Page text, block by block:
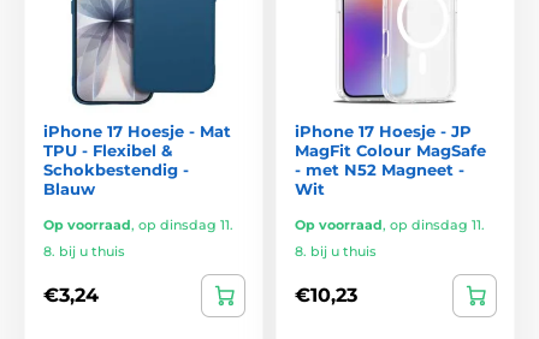
iPhone 17 Hoesje - Mat
TPU - Flexibel &
Schokbestendig -
Blauw
Op voorraad, op dinsdag 11.
8. bij u thuis
€3,24
iPhone 17 Hoesje - JP
MagFit Colour MagSafe
- met N52 Magneet -
Wit
Op voorraad, op dinsdag 11.
8. bij u thuis
€10,23